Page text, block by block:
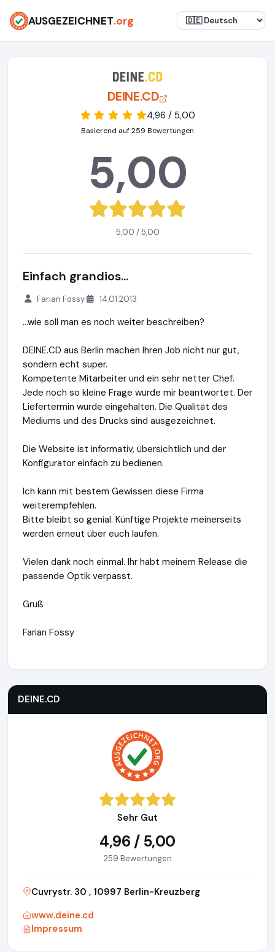
AUSGEZEICHNET.org
DEINE.CD
4,96 / 5,00
Basierend auf 259 Bewertungen
5,00
5,00 / 5,00
Einfach grandios...
Farian Fossy 14.01.2013
...wie soll man es noch weiter beschreiben?
DEINE.CD aus Berlin machen Ihren Job nicht nur gut,
sondern echt super.
Kompetente Mitarbeiter und ein sehr netter Chef.
Jede noch so kleine Frage wurde mir beantwortet. Der
Liefertermin wurde eingehalten. Die Qualität des
Mediums und des Drucks sind ausgezeichnet.
Die Website ist informativ, übersichtlich und der
Konfigurator einfach zu bedienen.
Ich kann mit bestem Gewissen diese Firma
weiterempfehlen.
Bitte bleibt so genial. Künftige Projekte meinerseits
werden erneut über euch laufen.
Vielen dank noch einmal. Ihr habt meinem Release die
passende Optik verpasst.
Gruß
Farian Fossy
DEINE.CD
Sehr Gut
4,96 / 5,00
259 Bewertungen
Cuvrystr. 30 , 10997 Berlin-Kreuzberg
www.deine.cd
Impressum